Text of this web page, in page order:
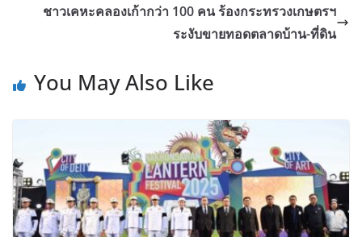
ชาวเคหะคลองเก้ากว่า 100 คน ร้องกระทรวงเกษตรฯ
ระงับขายทอดตลาดบ้าน-ที่ดิน
You May Also Like